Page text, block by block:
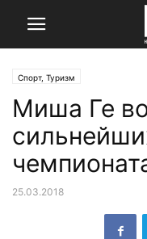
Спорт, Туризм
Миша Ге
25.03.2018